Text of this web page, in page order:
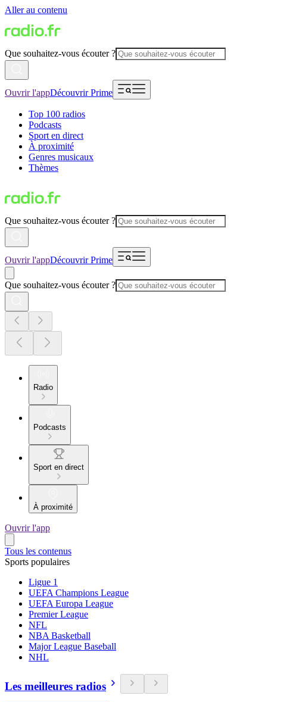
Aller au contenu
Que souhaitez-vous écouter ?
Ouvrir l'appDécouvrir Prime
Top 100 radios
Podcasts
Sport en direct
À proximité
Genres musicaux
Thèmes
Que souhaitez-vous écouter ?
Ouvrir l'appDécouvrir Prime
Que souhaitez-vous écouter ?
Radio
Podcasts
Sport en direct
À proximité
Ouvrir l'app
Tous les contenus
Sports populaires
Ligue 1
UEFA Champions League
UEFA Europa League
Premier League
NFL
NBA Basketball
Major League Baseball
NHL
Les meilleures radios